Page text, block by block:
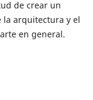
de crear un
la arquitectura y el
en general.